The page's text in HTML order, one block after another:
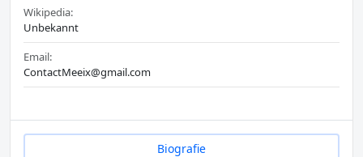
Wikipedia:
Unbekannt
Email:
ContactMeeix@gmail.com
Biografie